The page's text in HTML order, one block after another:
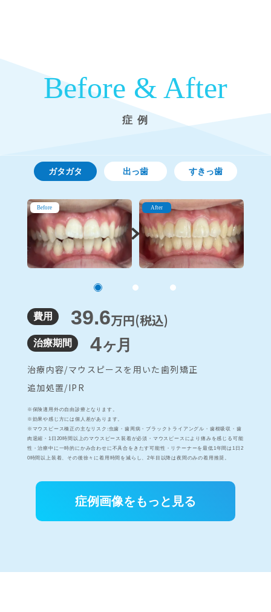
Before & After
症 例
ガタガタ 出っ歯 すきっ歯
Before After
費用 39.6万円(税込)
治療期間 4ヶ月
治療内容/マウスピースを用いた歯列矯正
追加処置/IPR
※保険適用外の自由診療となります。
※効果や感じ方には個人差があります。
※マウスピース橋正の主なリスク:虫歯・歯周病・ブラックトライアングル・歯根吸収・歯
肉退縮・1日20時間以上のマウスピース装着が必須・マウスピースにより痛みを感じる可能
性・治療中に一時的にかみ合わせに不具合をきたす可能性・リテーナーを最低1年間は1日2
0時間以上装着、その後徐々に着用時間を減らし、2年目以降は夜間のみの着用推奨。
症例画像をもっと見る